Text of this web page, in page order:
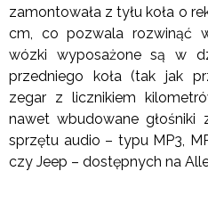
zamontowała z tyłu koła o
cm, co pozwala rozwinąć
wózki wyposażone są w
przedniego koła (tak jak
zegar z licznikiem
nawet wbudowane głośniki
sprzętu audio – typu MP3,
czy Jeep – dostępnych na